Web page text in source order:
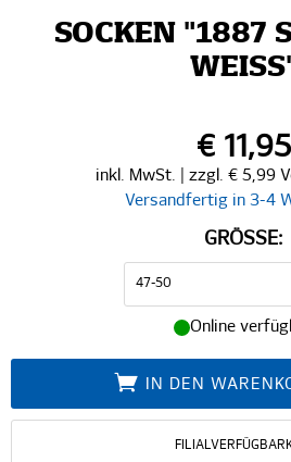
SOCKEN "1887
WEISS"
€ 11,95
inkl. MwSt. | zzgl. € 5,99
Versandfertig in 3-4
GRÖSSE:
Online
IN DEN